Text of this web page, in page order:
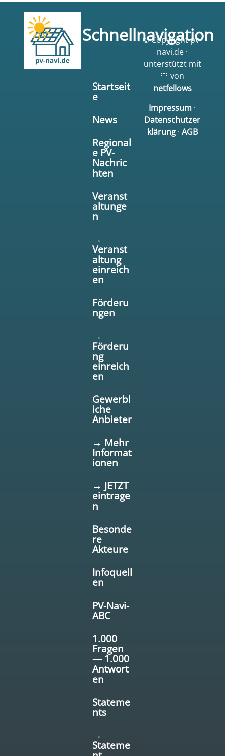
Schnellnavigation
Startseit
e
News
Regional
e PV-
Nachric
hten
Veranst
altunge
n
→
Veranst
altung
einreich
en
Förderu
ngen
→
Förderu
ng
einreich
en
Gewerbl
iche
Anbieter
→ Mehr
Informat
ionen
→ JETZT
eintrage
n
Besonde
re
Akteure
Infoquell
en
PV-Navi-
ABC
1.000
Fragen
— 1.000
Antwort
en
Stateme
nts
→
Stateme
© Copyright pv-
navi.de ·
unterstützt mit
💛 von
netfellows
Impressum ·
Datenschutzer
klärung· AGB